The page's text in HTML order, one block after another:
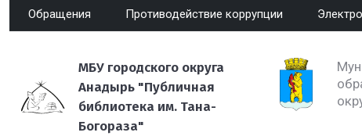
Обращения Противодействие коррупции
МБУ городского округа
Анадырь "Публичная
библиотека им. Тана-
Богораза"